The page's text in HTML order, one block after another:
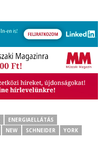
ENERGIAELLÁTÁS
NEW SCHNEIDER YORK